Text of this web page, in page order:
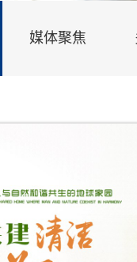
媒体聚焦